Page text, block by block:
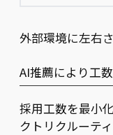
外部環境に左右
AI推薦により工
採用工数を最小
クトリクルーテ